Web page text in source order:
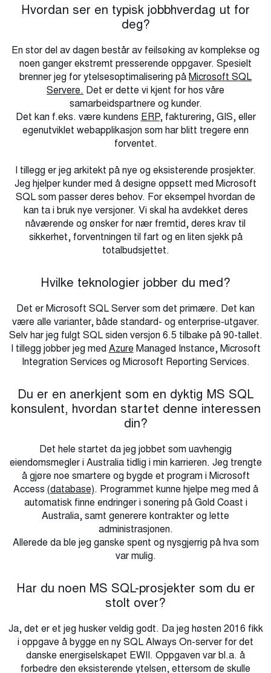
Hvordan ser en typisk jobbhverdag ut for
deg?
En stor del av dagen består av feilsøking av komplekse og
noen ganger ekstremt presserende oppgaver. Spesielt
brenner jeg for ytelsesoptimalisering påMicrosoft SQL
Servere. Det er dette vi kjent for hos våre
samarbeidspartnere og kunder.
Det kan f.eks. være kundens ERP, fakturering, GIS, eller
egenutviklet webapplikasjon som har blitt tregere enn
forventet.
I tillegg er jeg arkitekt på nye og eksisterende prosjekter.
Jeg hjelper kunder med å designe oppsett med Microsoft
SQL som passer deres behov. For eksempel hvordan de
kan ta i bruk nye versjoner. Vi skal ha avdekket deres
nåværende og ønsker for nær fremtid, deres krav til
sikkerhet, forventningen til fart og en liten sjekk på
totalbudsjettet.
Hvilke teknologier jobber du med?
Det er Microsoft SQL Server som det primære. Det kan
være alle varianter, både standard- og enterprise-utgaver.
Selv har jeg fulgt SQL siden versjon 6.5 tilbake på 90-tallet.
I tillegg jobber jeg med Azure Managed Instance, Microsoft
Integration Services og Microsoft Reporting Services.
Du er en anerkjent som en dyktig MS SQL
konsulent, hvordan startet denne interessen
din?
Det hele startet da jeg jobbet som uavhengig
eiendomsmegler i Australia tidlig i min karrieren. Jeg trengte
å gjøre noe smartere og bygde et program i Microsoft
Access (database). Programmet kunne hjelpe meg med å
automatisk finne endringer i sonering på Gold Coast i
Australia, samt generere kontrakter og lette
administrasjonen.
Allerede da ble jeg ganske spent og nysgjerrig på hva som
var mulig.
Har du noen MS SQL-prosjekter som du er
stolt over?
Ja, det er et jeg husker veldig godt. Da jeg høsten 2016 fikk
i oppgave å bygge en ny SQL Always On-server for det
danske energiselskapet EWII. Oppgaven var bl.a. å
forbedre den eksisterende ytelsen, ettersom de skulle